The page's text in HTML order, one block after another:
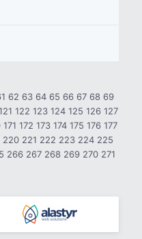
62 63 64 65 66 67 68 69
122 123 124 125 126 127
171 172 173 174 175 176 177
220 221 222 223 224 225
266 267 268 269 270 271